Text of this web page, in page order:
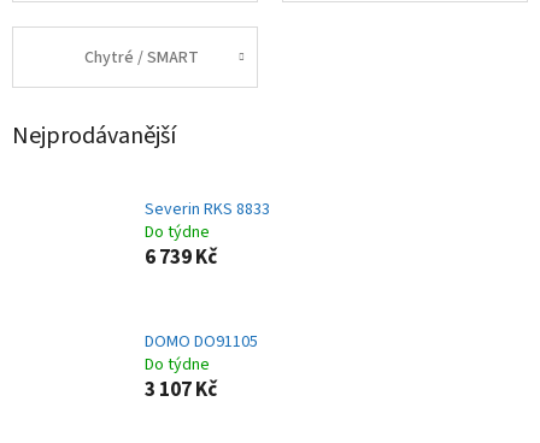
Chytré / SMART
Nejprodávanější
Severin RKS 8833
Do týdne
6 739 Kč
DOMO DO91105
Do týdne
3 107 Kč